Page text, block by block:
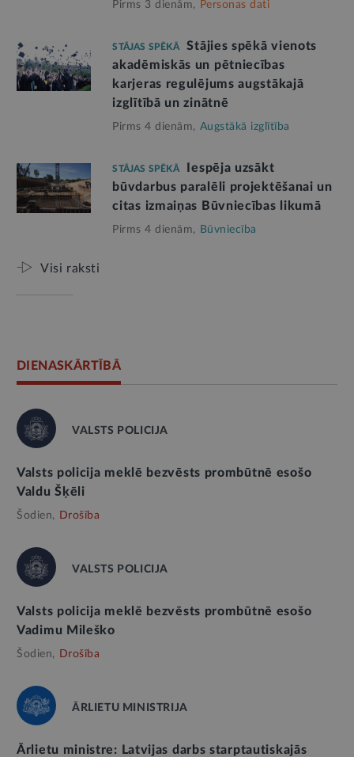
Pirms 3 dienām, Personas dati
STĀJAS SPĒKĀ
Stājies spēkā vienots
akadēmiskās un pētniecības
karjeras regulējums augstākajā
izglītībā un zinātnē
Pirms 4 dienām, Augstākā izglītība
STĀJAS SPĒKĀ
Iespēja uzsākt
būvdarbus paralēli projektēšanai un
citas izmaiņas Būvniecības likumā
Pirms 4 dienām, Būvniecība
Visi raksti
DIENASKĀRTĪBĀ
VALSTS POLICIJA
Valsts policija meklē bezvēsts prombūtnē esošo
Valdu Šķēli
Šodien, Drošība
VALSTS POLICIJA
Valsts policija meklē bezvēsts prombūtnē esošo
Vadimu Mileško
Šodien, Drošība
ĀRLIETU MINISTRIJA
Ārlietu ministre: Latvijas darbs starptautiskajās